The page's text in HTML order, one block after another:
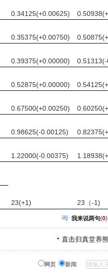
0.34125(+0.00625)
0.35375(+0.00750)
0.39375(+0.00000)
0.52875(+0.00000)
0.67500(+0.00250)
0.98625(-0.00125)
1.22000(-0.00375)
23(+1) 23（-1)
我来说两句(0)
直击归真堂养
网页 新闻